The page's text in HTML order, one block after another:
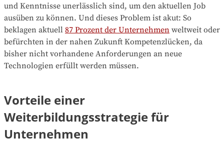
und Kenntnisse unerlässlich sind, um den aktuellen Job
ausüben zu können. Und dieses Problem ist akut: So
beklagen aktuell 87 Prozent der Unternehmen weltweit oder
befürchten in der nahen Zukunft Kompetenzlücken, da
bisher nicht vorhandene Anforderungen an neue
Technologien erfüllt werden müssen.
Vorteile einer
Weiterbildungsstrategie für
Unternehmen